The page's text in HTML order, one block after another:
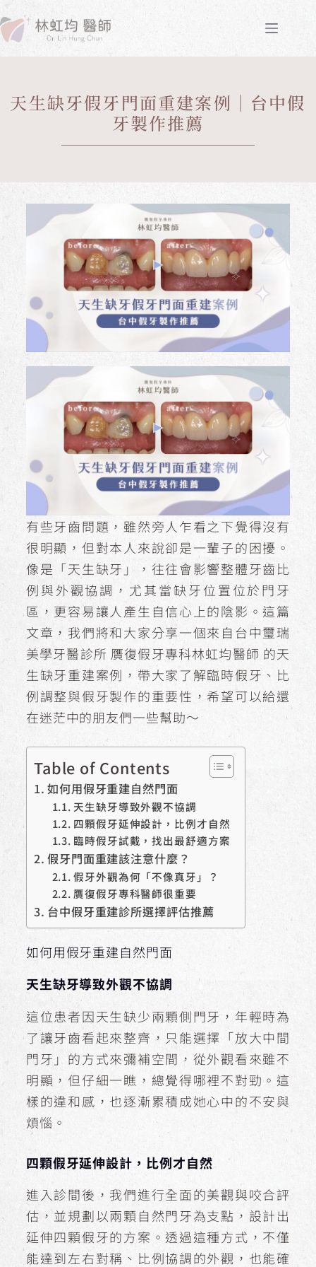
天生缺牙假牙門面重建案例｜台中假
牙製作推薦
有些牙齒問題，雖然旁人乍看之下覺得沒有
很明顯，但對本人來說卻是一輩子的困擾。
像是「天生缺牙」，往往會影響整體牙齒比
例與外觀協調，尤其當缺牙位置位於門牙
區，更容易讓人產生自信心上的陰影。這篇
文章，我們將和大家分享一個來自台中璽瑞
美學牙醫診所 贋復假牙專科林虹均醫師 的天
生缺牙重建案例，帶大家了解臨時假牙、比
例調整與假牙製作的重要性，希望可以給還
在迷茫中的朋友們一些幫助～
Table of Contents
如何用假牙重建自然門面
天生缺牙導致外觀不協調
四顆假牙延伸設計，比例才自然
臨時假牙試戴，找出最舒適方案
假牙門面重建該注意什麼？
假牙外觀為何「不像真牙」？
贋復假牙專科醫師很重要
台中假牙重建診所選擇評估推薦
如何用假牙重建自然門面
天生缺牙導致外觀不協調
這位患者因天生缺少兩顆側門牙，年輕時為
了讓牙齒看起來整齊，只能選擇「放大中間
門牙」的方式來彌補空間，從外觀看來雖不
明顯，但仔細一瞧，總覺得哪裡不對勁。這
樣的違和感，也逐漸累積成她心中的不安與
煩惱。
四顆假牙延伸設計，比例才自然
進入診間後，我們進行全面的美觀與咬合評
估，並規劃以兩顆自然門牙為支點，設計出
延伸四顆假牙的方案。透過這種方式，不僅
能達到左右對稱、比例協調的外觀，也能確